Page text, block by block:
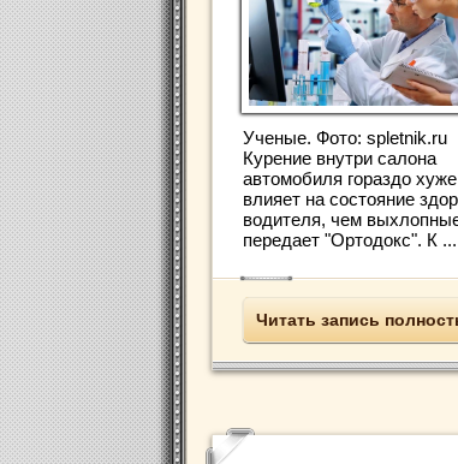
Ученые. Фото: spletnik.ru
Курение внутри салона
автомобиля гораздо хуже
влияет на состояние
водителя, чем
передает "Ортодокс". К ...
Читать запись